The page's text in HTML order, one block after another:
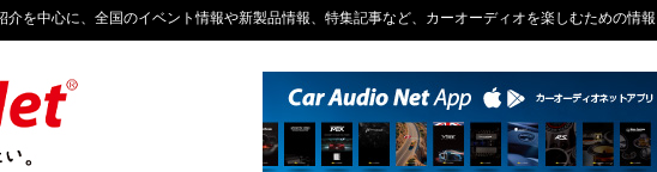
を中心に、全国のイベント情報や新製品情報、特集記事など、カーオーディオを楽しむための情